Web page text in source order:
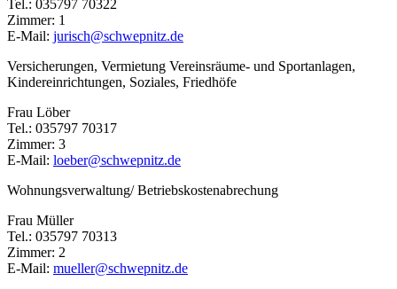
Tel.: 035797 70322
Zimmer: 1
E-Mail: jurisch@schwepnitz.de
Versicherungen, Vermietung Vereinsräume- und Sportanlagen,
Kindereinrichtungen, Soziales, Friedhöfe
Frau Löber
Tel.: 035797 70317
Zimmer: 3
E-Mail: loeber@schwepnitz.de
Wohnungsverwaltung/ Betriebskostenabrechung
Frau Müller
Tel.: 035797 70313
Zimmer: 2
E-Mail: mueller@schwepnitz.de